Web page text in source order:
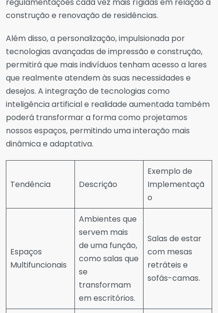
construção e renovação de residências.
Além disso, a personalização, impulsionada por
tecnologias avançadas de impressão e construção,
permitirá que mais indivíduos tenham acesso a lares
que realmente atendem às suas necessidades e
desejos. A integração de tecnologias como
inteligência artificial e realidade aumentada também
poderá transformar a forma como projetamos
nossos espaços, permitindo uma interação mais
dinâmica e adaptativa.
Tendência Descrição
Exemplo de
Implementaçã
o
Espaços
Multifuncionais
Ambientes que
servem mais
de uma função,
como salas que
se
transformam
em escritórios.
Salas de estar
com mesas
retráteis e
sofás-camas.